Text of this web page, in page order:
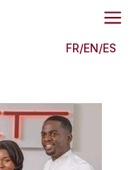
a
FR/EN/ES